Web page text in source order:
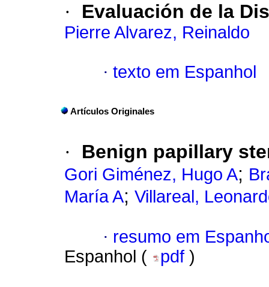
· Evaluación de la
Pierre Alvarez, Reinaldo
· texto em Espanhol
Artículos Originales
· Benign papillary
Gori Giménez, Hugo A;
María A; Villareal,
· resumo em
Espanhol (
pdf )